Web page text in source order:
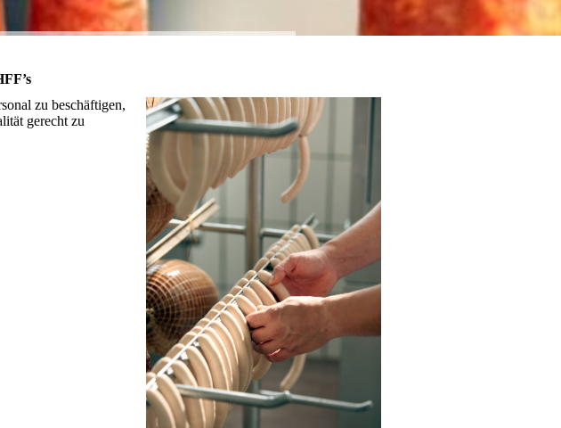
zu beschäftigen,
gerecht zu